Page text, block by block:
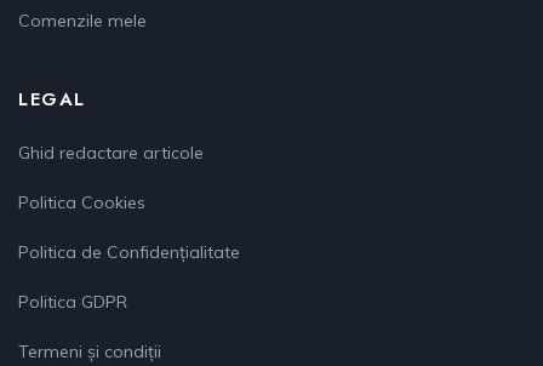
Comenzile mele
LEGAL
Ghid redactare articole
Politica Cookies
Politica de Confidențialitate
Politica GDPR
Termeni și condiții